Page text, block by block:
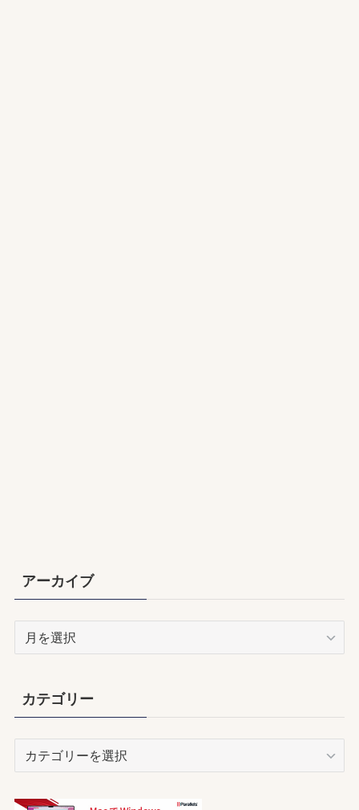
アーカイブ
ブ
カテゴリー